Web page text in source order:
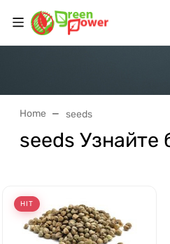
Home seeds
seeds Узнайте
HIT